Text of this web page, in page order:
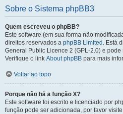
Sobre o Sistema phpBB3
Quem escreveu o phpBB?
Este software (em sua forma não
direitos reservados a phpBB Limited . Está
General Public Licence 2 (GPL-2.0) e
Verifique o link About phpBB para mais
Voltar ao topo
Porque não há a função X?
Este software foi escrito e licenciado por
função pode ser adicionada, por favor